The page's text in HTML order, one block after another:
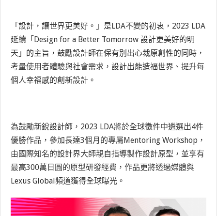
「設計，讓世界更美好。」是LDA不變的初衷，2023 LDA
延續「Design for a Better Tomorrow 設計更美好的明
天」的主旨，鼓勵設計師在保有別出心裁原創性的同時，
考量使用者體驗與社會需求，設計出能造福世界、提升每
個人幸福感的創新設計。
為鼓勵新銳設計師，2023 LDA將於全球徵件中遴選出4件
優勝作品，參加長達3個月的專屬Mentoring Workshop，
由國際知名的設計界大師親自指導製作設計原型，並享有
最高300萬日圓的原型研發經費，作品更將透過媒體與
Lexus Global頻道獲得全球曝光。